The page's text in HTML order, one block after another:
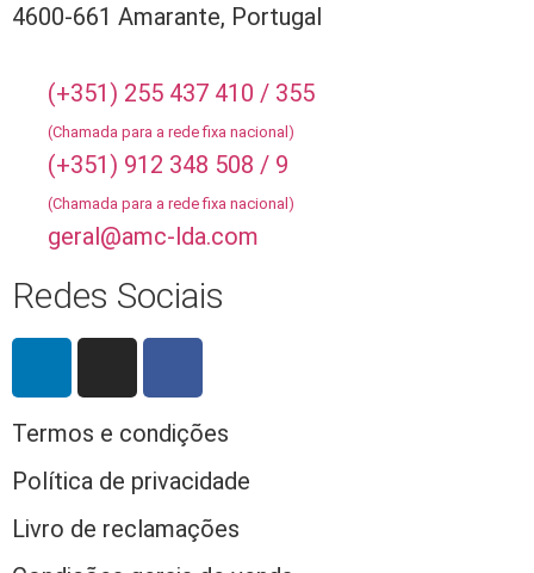
4600-661 Amarante, Portugal
(+351) 255 437 410 / 355
(Chamada para a rede fixa nacional)
(+351) 912 348 508 / 9
(Chamada para a rede fixa nacional)
geral@amc-lda.com
Redes Sociais
Termos e condições
Política de privacidade
Livro de reclamações